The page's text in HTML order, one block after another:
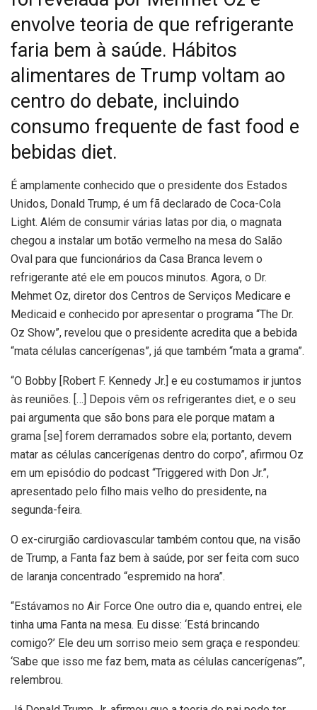
envolve teoria de que refrigerante
faria bem à saúde. Hábitos
alimentares de Trump voltam ao
centro do debate, incluindo
consumo frequente de fast food e
bebidas diet.
É amplamente conhecido que o presidente dos Estados
Unidos, Donald Trump, é um fã declarado de Coca-Cola
Light. Além de consumir várias latas por dia, o magnata
chegou a instalar um botão vermelho na mesa do Salão
Oval para que funcionários da Casa Branca levem o
refrigerante até ele em poucos minutos. Agora, o Dr.
Mehmet Oz, diretor dos Centros de Serviços Medicare e
Medicaid e conhecido por apresentar o programa “The Dr.
Oz Show”, revelou que o presidente acredita que a bebida
“mata células cancerígenas”, já que também “mata a grama”.
“O Bobby [Robert F. Kennedy Jr.] e eu costumamos ir juntos
às reuniões. […] Depois vêm os refrigerantes diet, e o seu
pai argumenta que são bons para ele porque matam a
grama [se] forem derramados sobre ela; portanto, devem
matar as células cancerígenas dentro do corpo”, afirmou Oz
em um episódio do podcast “Triggered with Don Jr.”,
apresentado pelo filho mais velho do presidente, na
segunda-feira.
O ex-cirurgião cardiovascular também contou que, na visão
de Trump, a Fanta faz bem à saúde, por ser feita com suco
de laranja concentrado “espremido na hora”.
“Estávamos no Air Force One outro dia e, quando entrei, ele
tinha uma Fanta na mesa. Eu disse: ‘Está brincando
comigo?’ Ele deu um sorriso meio sem graça e respondeu:
‘Sabe que isso me faz bem, mata as células cancerígenas’”,
relembrou.